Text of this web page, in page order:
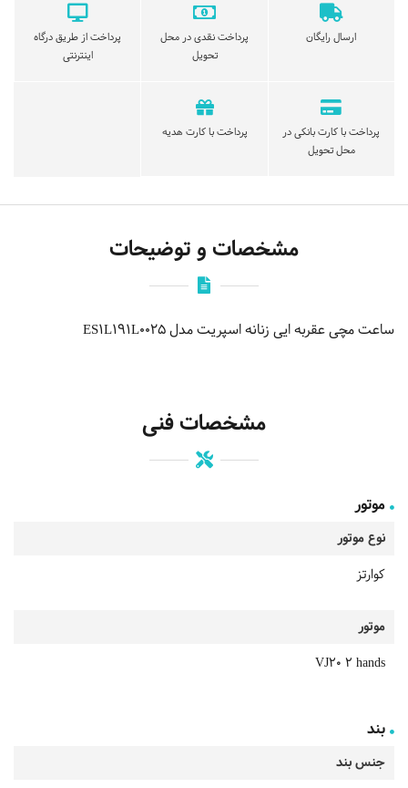
ارسال رایگان
پرداخت نقدی در محل
تحویل
پرداخت از طریق درگاه
اینترنتی
پرداخت با کارت بانکی در
محل تحویل
پرداخت با کارت هدیه
مشخصات و توضیحات
ساعت مچی عقربه ایی زنانه اسپریت مدل ES1L191L0025
مشخصات فنی
موتور
نوع موتور
کوارتز
موتور
VJ20 2 hands
بند
جنس بند